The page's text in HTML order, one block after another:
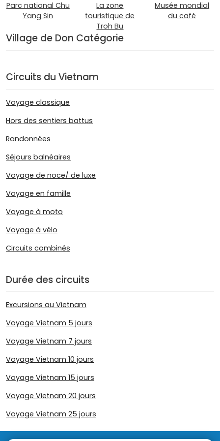
Parc national Chu
Yang Sin
La zone
touristique de
Troh Bu
Musée mondial
du café
Village de Don Catégorie
Circuits du Vietnam
Voyage classique
Hors des sentiers battus
Randonnées
Séjours balnéaires
Voyage de noce/ de luxe
Voyage en famille
Voyage à moto
Voyage à vélo
Circuits combinés
Durée des circuits
Excursions au Vietnam
Voyage Vietnam 5 jours
Voyage Vietnam 7 jours
Voyage Vietnam 10 jours
Voyage Vietnam 15 jours
Voyage Vietnam 20 jours
Voyage Vietnam 25 jours